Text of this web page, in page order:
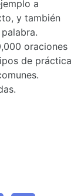
a
y también
oraciones
de práctica